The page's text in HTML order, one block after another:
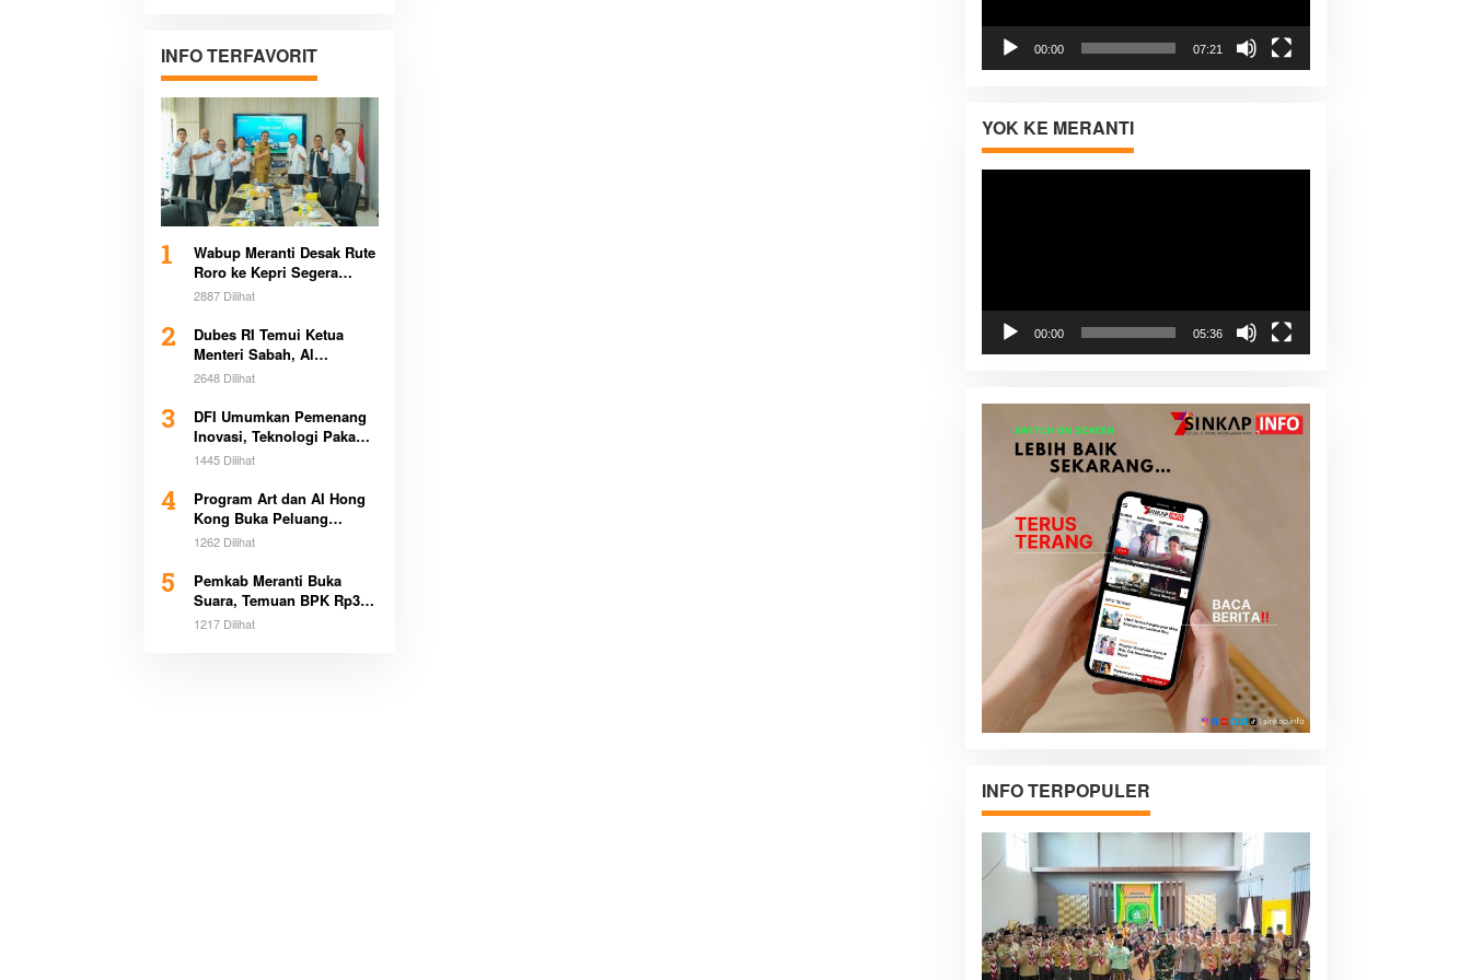
Pemerintah
Daerah
INFO TERFAVORIT
1
Wabup Meranti Desak Rute
Roro ke Kepri Segera
Beroperasi Demi Dongkrak
2887 Dilihat
2
Dubes RI Temui Ketua
Menteri Sabah, Al
Washliyah Beri Apresiasi
2648 Dilihat
3
DFI Umumkan Pemenang
Inovasi, Teknologi Pakan
Kurangi Emisi Bikin
1445 Dilihat
4
Program Art dan AI Hong
Kong Buka Peluang
Beasiswa Pemimpin Muda
1262 Dilihat
5
Pemkab Meranti Buka
Suara, Temuan BPK Rp3,1
Miliar Sudah Dicicil
1217 Dilihat
00:00 07:21
YOK KE MERANTI
00:00 05:36
INFO TERPOPULER